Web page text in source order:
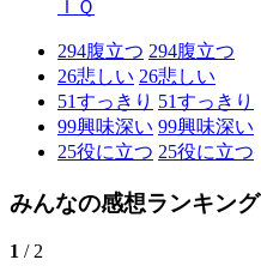
ＩＱ
294腹立つ 294腹立つ
26悲しい 26悲しい
51すっきり 51すっきり
99興味深い 99興味深い
25役に立つ 25役に立つ
みんなの感想ランキング
1 / 2